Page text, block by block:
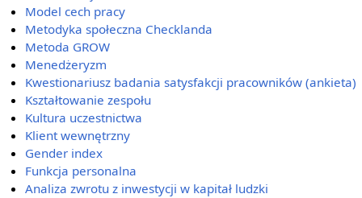
Model cech pracy
Metodyka społeczna Checklanda
Metoda GROW
Menedżeryzm
Kwestionariusz badania satysfakcji pracowników (ankieta)
Kształtowanie zespołu
Kultura uczestnictwa
Klient wewnętrzny
Gender index
Funkcja personalna
Analiza zwrotu z inwestycji w kapitał ludzki